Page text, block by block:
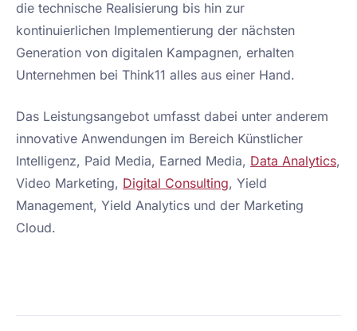
die technische Realisierung bis hin zur
kontinuierlichen Implementierung der nächsten
Generation von digitalen Kampagnen, erhalten
Unternehmen bei Think11 alles aus einer Hand.
Das Leistungsangebot umfasst dabei unter anderem
innovative Anwendungen im Bereich Künstlicher
Intelligenz, Paid Media, Earned Media, Data Analytics,
Video Marketing, Digital Consulting, Yield
Management, Yield Analytics und der Marketing
Cloud.